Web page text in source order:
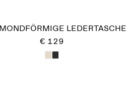
LEDERTASCHE
€ 129